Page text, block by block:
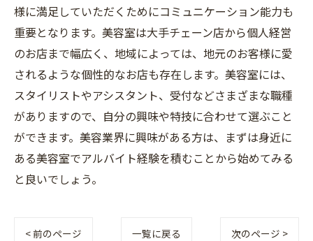
様に満足していただくためにコミュニケーション能力も
重要となります。美容室は大手チェーン店から個人経営
のお店まで幅広く、地域によっては、地元のお客様に愛
されるような個性的なお店も存在します。美容室には、
スタイリストやアシスタント、受付などさまざまな職種
がありますので、自分の興味や特技に合わせて選ぶこと
ができます。美容業界に興味がある方は、まずは身近に
ある美容室でアルバイト経験を積むことから始めてみる
と良いでしょう。
< 前のページ 一覧に戻る 次のページ >